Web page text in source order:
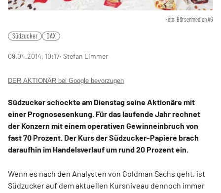
Foto: Börsenmedien AG
Südzucker DAX
09.04.2014, 10:17‧ Stefan Limmer
DER AKTIONÄR bei Google bevorzugen
Südzucker schockte am Dienstag seine Aktionäre mit
einer Prognosesenkung. Für das laufende Jahr rechnet
der Konzern mit einem operativen Gewinneinbruch von
fast 70 Prozent. Der Kurs der Südzucker-Papiere brach
daraufhin im Handelsverlauf um rund 20 Prozent ein.
Wenn es nach den Analysten von Goldman Sachs geht, ist
Südzucker auf dem aktuellen Kursniveau dennoch immer